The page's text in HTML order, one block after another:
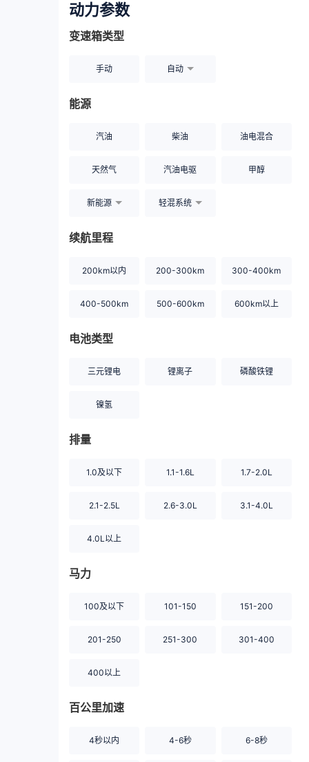
动力参数
变速箱类型
手动 自动
能源
汽油 柴油 油电混合
天然气 汽油电驱 甲醇
新能源 轻混系统
续航里程
200km以内 200-300km 300-400km
400-500km 500-600km 600km以上
电池类型
三元锂电 锂离子 磷酸铁锂
镍氢
排量
1.0及以下 1.1-1.6L 1.7-2.0L
2.1-2.5L 2.6-3.0L 3.1-4.0L
4.0L以上
马力
100及以下 101-150 151-200
201-250 251-300 301-400
400以上
百公里加速
4秒以内 4-6秒 6-8秒